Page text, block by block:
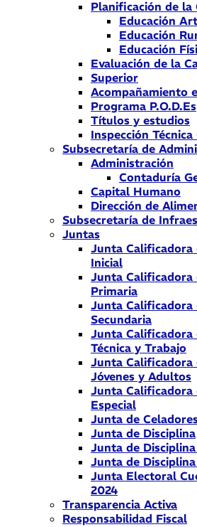
Planificación de la
Educación
Educación
Educación
Evaluación de la
Superior
Acompañamiento
Programa P.O.D.Es
Títulos y estudios
Inspección Técnica
Subsecretaría de
Administración
Contaduría
Capital Humano
Dirección de
Subsecretaría de
Juntas
Junta Calificadora
Inicial
Junta Calificadora
Primaria
Junta Calificadora
Secundaria
Junta Calificadora
Técnica y Trabajo
Junta Calificadora
Jóvenes y Adultos
Junta Calificadora
Especial
Junta de
Junta de Disciplina
Junta de
Junta de
Junta Electoral
2024
Transparencia Activa
Responsabilidad Fiscal